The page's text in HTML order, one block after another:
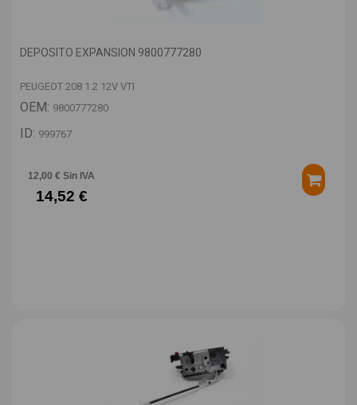
DEPOSITO EXPANSION 9800777280
PEUGEOT 208 1.2 12V VTI
OEM: 9800777280
ID: 999767
12,00 € Sin IVA
14,52 €